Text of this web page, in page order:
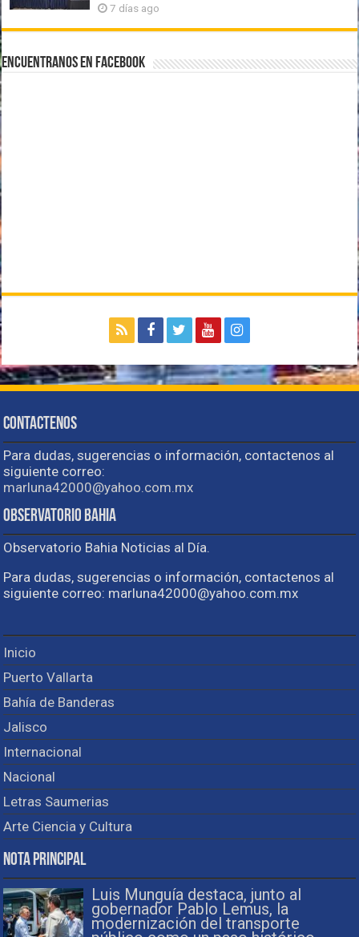
7 días ago
Encuentranos en Facebook
Contactenos
Para dudas, sugerencias o información, contactenos al
siguiente correo:
marluna42000@yahoo.com.mx
Observatorio Bahia
Observatorio Bahia Noticias al Día.
Para dudas, sugerencias o información, contactenos al
siguiente correo: marluna42000@yahoo.com.mx
Inicio
Puerto Vallarta
Bahía de Banderas
Jalisco
Internacional
Nacional
Letras Saumerias
Arte Ciencia y Cultura
Nota Principal
Luis Munguía destaca, junto al
gobernador Pablo Lemus, la
modernización del transporte